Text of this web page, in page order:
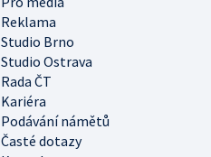
Reklama
Studio Brno
Studio Ostrava
Rada ČT
Kariéra
Podávání námětů
Časté dotazy